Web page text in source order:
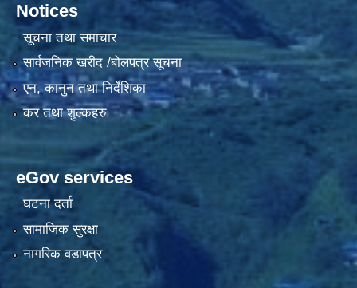
Notices
सूचना तथा समाचार
सार्वजनिक खरीद /बोलपत्र सूचना
एन, कानुन तथा निर्देशिका
कर तथा शुल्कहरु
eGov services
घटना दर्ता
सामाजिक सुरक्षा
नागरिक वडापत्र